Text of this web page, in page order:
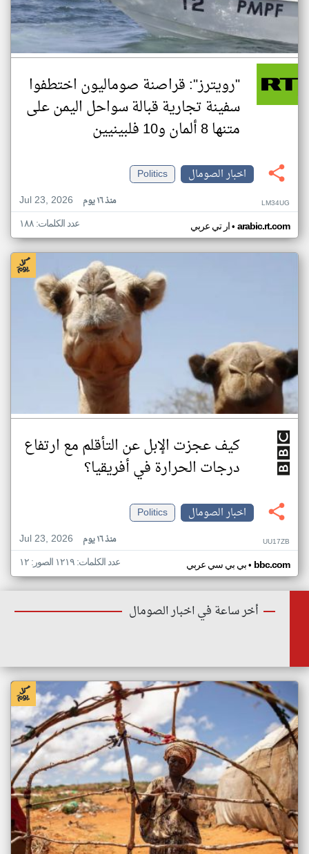
"رويترز": قراصنة صوماليون اختطفوا
سفينة تجارية قبالة سواحل اليمن على
متنها 8 ألمان و10 فلبينيين
اخبار الصومال
Politics
Jul 23, 2026
منذ ١٦ يوم LM34UG
ار تي عربي• arabic.rt.com عدد الكلمات: ١٨٨
كيف عجزت الإبل عن التأقلم مع ارتفاع
درجات الحرارة في أفريقيا؟
اخبار الصومال
Politics
Jul 23, 2026
منذ ١٦ يوم UU17ZB
بي بي سي عربي• bbc.com عدد الكلمات: ١٢١٩ الصور: ١٢
أخر ساعة في اخبار الصومال